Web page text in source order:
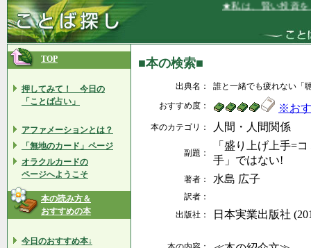
★私は、賢い投資を
TOP
押してみて！ 今日の
「ことば占い」
アファメーションとは？
「無地のカード」ページ
オラクルカードの
ページへようこそ
本の読み方＆
おすすめの本
今日のおすすめ本↓
■本の検索■
出典名：
誰と一緒でも疲れない「
おすすめ度：
※お
本のカテゴリ： 人間・人間関係
副題：
「盛り上げ上手=
手」ではない!
著者： 水島 広子
訳者：
出版社：
日本実業出版社